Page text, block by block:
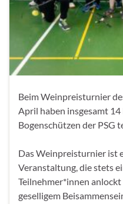
Beim Weinpreisturnier
April haben insgesamt
Bogenschützen der PSG
Das Weinpreisturnier ist
Veranstaltung, die stets
Teilnehmer*innen
geselligem